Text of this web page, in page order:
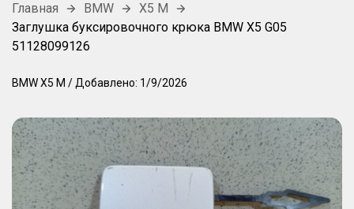
Главная BMW
X5 M
Заглушка буксировочного крюка BMW X5 G05
51128099126
BMWX5 M / Добавлено: 1/9/2026